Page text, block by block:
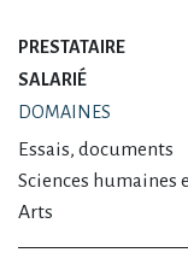
PRESTATAIRE
SALARIÉ
DOMAINES
Essais, documents
Sciences humaines
Arts